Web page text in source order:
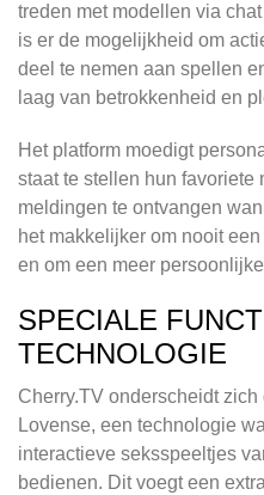
treden met modellen via
is er de mogelijkheid om
deel te nemen aan spellen
laag van betrokkenheid en
Het platform moedigt
staat te stellen hun favoriete
meldingen te ontvangen
het makkelijker om nooit
en om een meer
SPECIALE
TECHNOLOGIE
Cherry.TV onderscheidt
Lovense, een technologie
interactieve seksspeeltjes
bedienen. Dit voegt een